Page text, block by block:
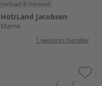
Verkauf & Versand
HolzLand Jacobsen
Marne
1 weiterer Händler